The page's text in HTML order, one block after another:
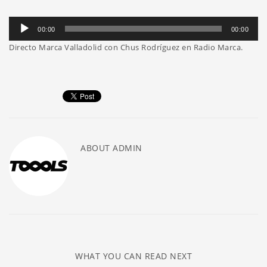
Reproductor
audio
00:00 00:00
Directo Marca Valladolid con Chus Rodríguez en Radio Marca.
ABOUT ADMIN
WHAT YOU CAN READ NEXT